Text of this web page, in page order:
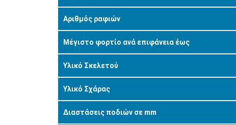
Αριθμός ραφιών
Μέγιστο φορτίο ανά επιφάνεια έως
Υλικό Σκελετού
Υλικό Σχάρας
Διαστάσεις ποδιών σε mm